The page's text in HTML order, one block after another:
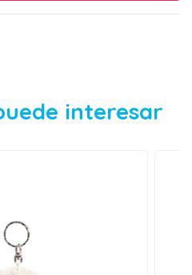
interesar